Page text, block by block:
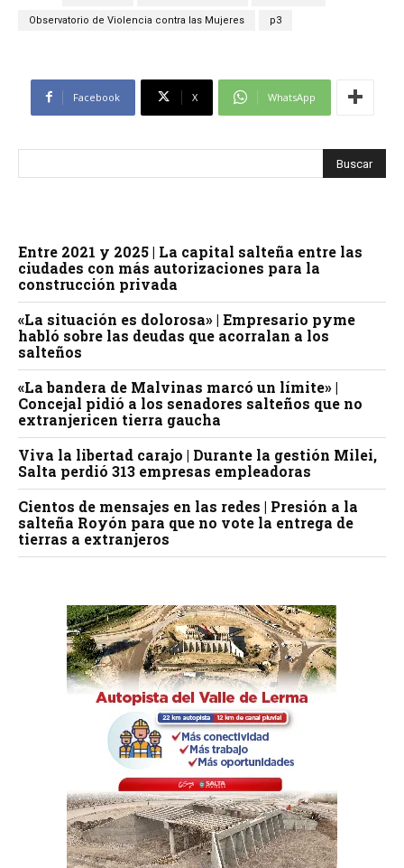
Observatorio de Violencia contra las Mujeres p3
Facebook X WhatsApp
Entre 2021 y 2025 | La capital salteña entre las
ciudades con más autorizaciones para la
construcción privada
«La situación es dolorosa» | Empresario pyme
habló sobre las deudas que acorralan a los
salteños
«La bandera de Malvinas marcó un límite» |
Concejal pidió a los senadores salteños que no
extranjericen tierra gaucha
Viva la libertad carajo | Durante la gestión Milei,
Salta perdió 313 empresas empleadoras
Cientos de mensajes en las redes | Presión a la
salteña Royón para que no vote la entrega de
tierras a extranjeros